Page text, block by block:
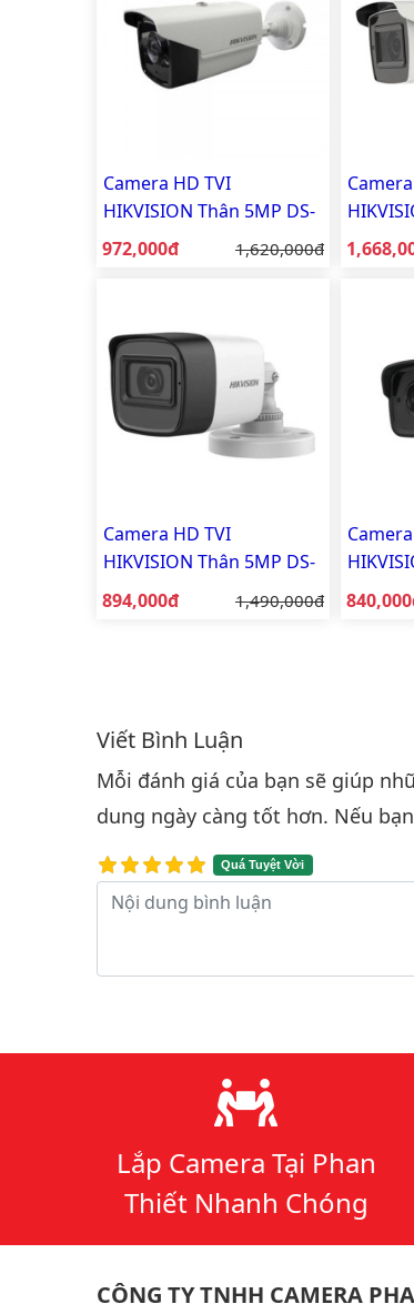
Camera HD TVI
HIKVISION Thân 5MP DS-
2CE16H0T-IT3F
Giá bán:
972,000đ Giá gốc:
1,620,000đ Giá
Camera HD TVI
HIKVISION Thân 5MP DS-
2CE16H0T-ITFS
Giá bán:
894,000đ Giá gốc:
1,490,000đ Giá
Bình luận & Đánh
Viết Bình Luận
Mỗi đánh giá của bạn sẽ giúp
dung ngày càng tốt hơn. Nếu
Quá Tuyệt Vời
Nội dung bình luận
Lý do chọn chúng tôi
Lắp Camera Tại Phan
Thiết Nhanh Chóng
CÔNG TY TNHH CAMERA